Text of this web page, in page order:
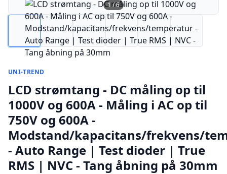
1/6
UNI-TREND
LCD strømtang - DC måling op til
1000V og 600A - Måling i AC op til
750V og 600A -
Modstand/kapacitans/frekvens/
- Auto Range | Test dioder | True
RMS | NVC - Tang åbning på 30mm